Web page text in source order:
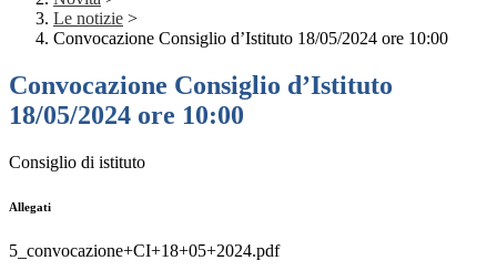
Le notizie >
Convocazione Consiglio d’Istituto 18/05/2024 ore 10:00
Convocazione Consiglio d’Istituto
18/05/2024 ore 10:00
Consiglio di istituto
Allegati
5_convocazione+CI+18+05+2024.pdf